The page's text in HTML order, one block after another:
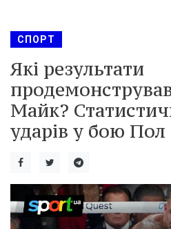
СПОРТ
Які результати
Майк?
ударів у бою Пол